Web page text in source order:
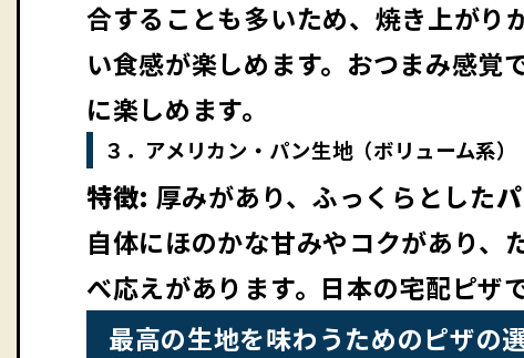
合することも多いため、焼き上がり
い食感が楽しめます。おつまみ感覚
に楽しめます。
３．アメリカン・パン生地（ボリューム系）
特徴: 厚みがあり、ふっくらとした
自体にほのかな甘みやコクがあり、
べ応えがあります。日本の宅配ピザ
最高の生地を味わうためのピザの